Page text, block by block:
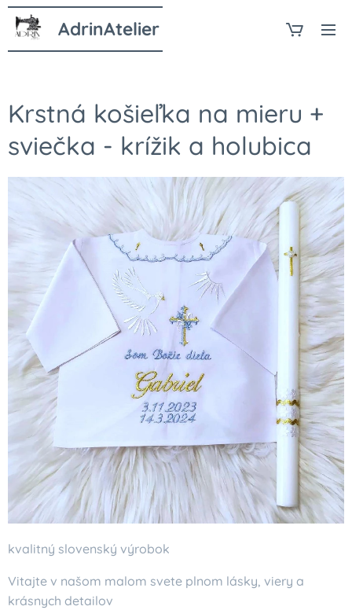
AdrinAtelier
Krstná košieľka na mieru +
sviečka - krížik a holubica
kvalitný slovenský výrobok
Vitajte v našom malom svete plnom lásky, viery a
krásnych detailov